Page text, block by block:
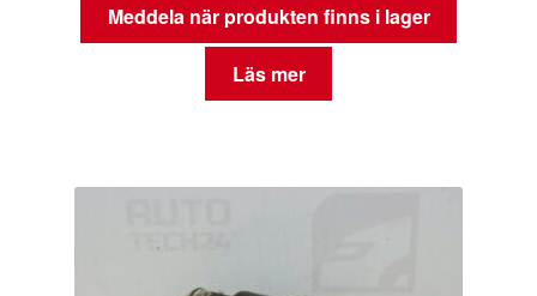
Meddela när produkten finns i lager
Läs mer